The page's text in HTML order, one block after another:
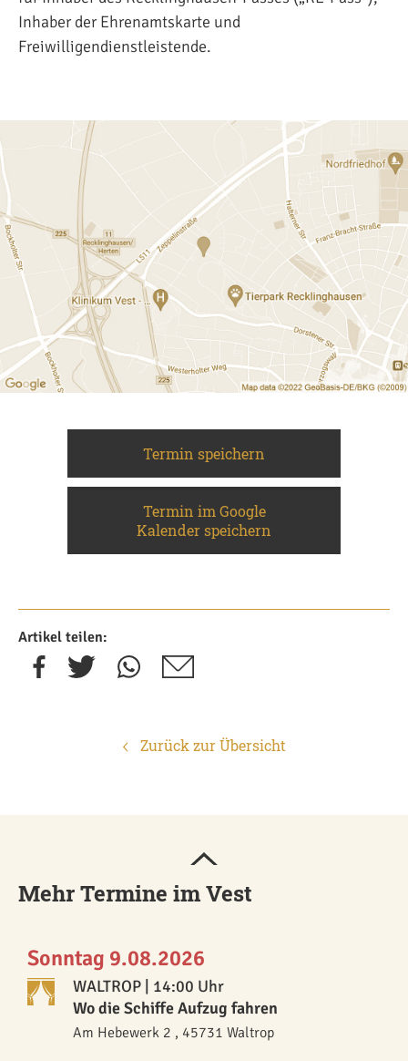
Inhaber der Ehrenamtskarte und
Freiwilligendienstleistende.
Termin speichern
Termin im Google
Kalender speichern
Artikel teilen:
Zurück zur Übersicht
Mehr Termine im Vest
Sonntag 9.08.2026
WALTROP | 14:00 Uhr
Wo die Schiffe Aufzug fahren
Am Hebewerk 2 , 45731 Waltrop